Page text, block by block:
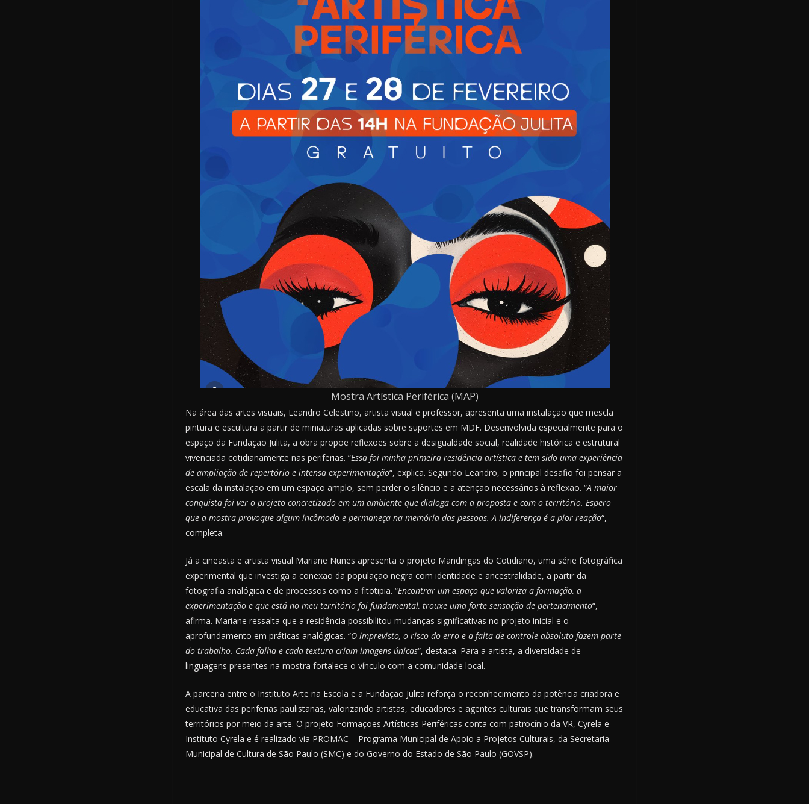
Mostra Artística Periférica (MAP)
Na área das artes visuais, Leandro Celestino, artista visual e professor, apresenta uma instalação que mescla
pintura e escultura a partir de miniaturas aplicadas sobre suportes em MDF. Desenvolvida especialmente para o
espaço da Fundação Julita, a obra propõe reflexões sobre a desigualdade social, realidade histórica e estrutural
vivenciada cotidianamente nas periferias. “Essa foi minha primeira residência artística e tem sido uma experiência
de ampliação de repertório e intensa experimentação“, explica. Segundo Leandro, o principal desafio foi pensar a
escala da instalação em um espaço amplo, sem perder o silêncio e a atenção necessários à reflexão. “A maior
conquista foi ver o projeto concretizado em um ambiente que dialoga com a proposta e com o território. Espero
que a mostra provoque algum incômodo e permaneça na memória das pessoas. A indiferença é a pior reação“,
completa.
Já a cineasta e artista visual Mariane Nunes apresenta o projeto Mandingas do Cotidiano, uma série fotográfica
experimental que investiga a conexão da população negra com identidade e ancestralidade, a partir da
fotografia analógica e de processos como a fitotipia. “Encontrar um espaço que valoriza a formação, a
experimentação e que está no meu território foi fundamental, trouxe uma forte sensação de pertencimento“,
afirma. Mariane ressalta que a residência possibilitou mudanças significativas no projeto inicial e o
aprofundamento em práticas analógicas. “O imprevisto, o risco do erro e a falta de controle absoluto fazem parte
do trabalho. Cada falha e cada textura criam imagens únicas“, destaca. Para a artista, a diversidade de
linguagens presentes na mostra fortalece o vínculo com a comunidade local.
A parceria entre o Instituto Arte na Escola e a Fundação Julita reforça o reconhecimento da potência criadora e
educativa das periferias paulistanas, valorizando artistas, educadores e agentes culturais que transformam seus
territórios por meio da arte. O projeto Formações Artísticas Periféricas conta com patrocínio da VR, Cyrela e
Instituto Cyrela e é realizado via PROMAC – Programa Municipal de Apoio a Projetos Culturais, da Secretaria
Municipal de Cultura de São Paulo (SMC) e do Governo do Estado de São Paulo (GOVSP).